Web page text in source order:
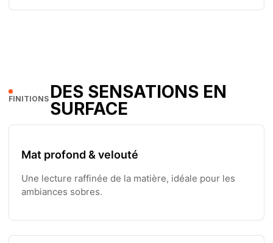
FINITIONS DES SENSATIONS EN
SURFACE
Mat profond & velouté
Une lecture raffinée de la matière, idéale pour les
ambiances sobres.